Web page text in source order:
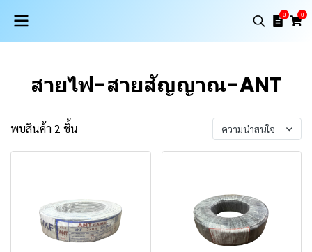
0 0
สายไฟ-สายสัญญาณ-ANT
พบสินค้า 2 ชิ้น ความน่าสนใจ